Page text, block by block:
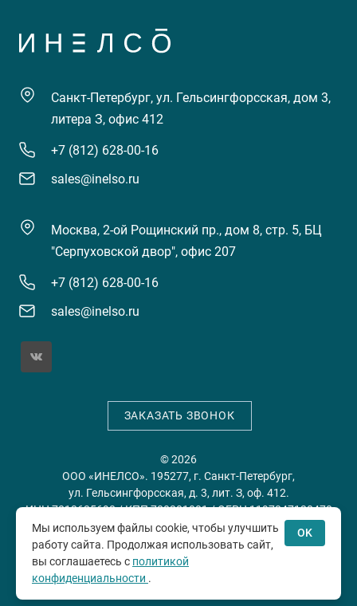
Санкт-Петербург, ул. Гельсингфорсская, дом 3,
литера З, офис 412
+7 (812) 628-00-16
sales@inelso.ru
Москва, 2-ой Рощинский пр., дом 8, стр. 5, БЦ
"Серпуховской двор", офис 207
+7 (812) 628-00-16
sales@inelso.ru
ЗАКАЗАТЬ ЗВОНОК
© 2026
ООО «ИНЕЛСО». 195277, г. Санкт-Петербург,
ул. Гельсингфорсская, д. 3, лит. З, оф. 412.
ИНН 7813635698 / КПП 780201001 / ОГРН 1197847128478
Политика конфиденциальности
соглашение
Мы используем файлы cookie, чтобы улучшить
работу сайта. Продолжая использовать сайт,
вы соглашаетесь с политикой
конфиденциальности .
OK